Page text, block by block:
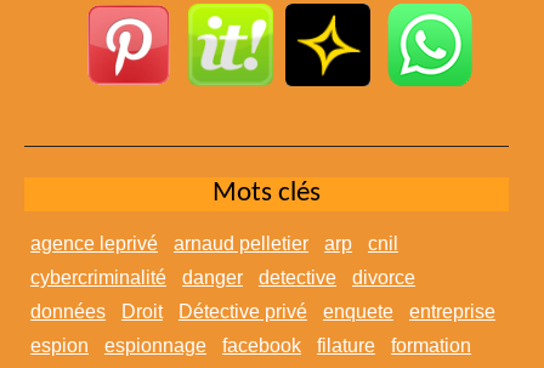
Mots clés
agence leprivé arnaud pelletier arp
cnil
cybercriminalité
danger detective
divorce
données
Droit Détective privé enquete
entreprise
espion
espionnage facebook filature
formation